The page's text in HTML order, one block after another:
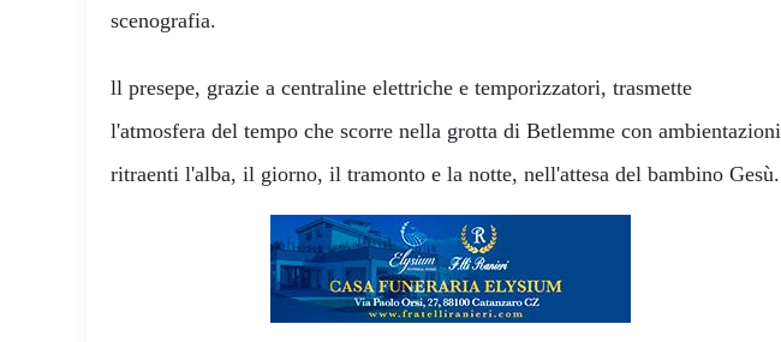
scenografia.
ll presepe, grazie a centraline elettriche e temporizzatori, trasmette
l'atmosfera del tempo che scorre nella grotta di Betlemme con ambientazioni
ritraenti l'alba, il giorno, il tramonto e la notte, nell'attesa del bambino Gesù.